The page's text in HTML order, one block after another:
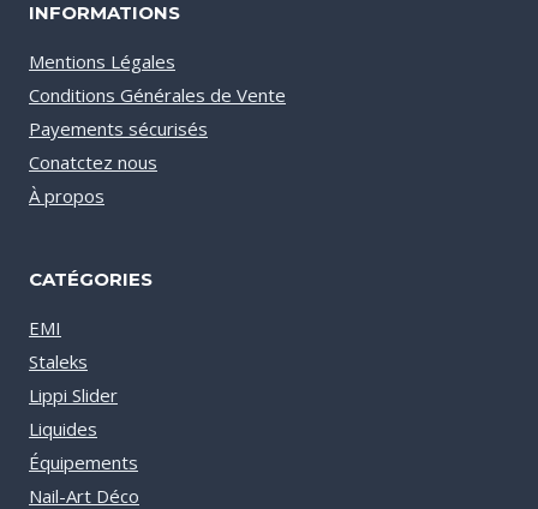
INFORMATIONS
Mentions Légales
Conditions Générales de Vente
Payements sécurisés
Conatctez nous
À propos
CATÉGORIES
EMI
Staleks
Lippi Slider
Liquides
Équipements
Nail-Art Déco